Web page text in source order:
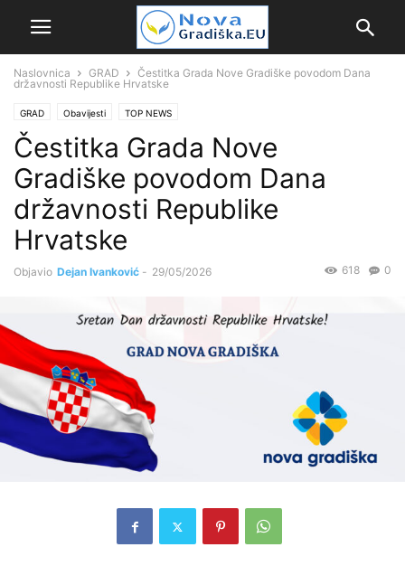
Naslovnica GRAD
Čestitka Grada Nove Gradiške povodom Dana
državnosti Republike Hrvatske
GRAD Obavijesti TOP NEWS
Čestitka Grada Nove
Gradiške povodom Dana
državnosti Republike
Hrvatske
Objavio Dejan Ivanković - 29/05/2026 0
618